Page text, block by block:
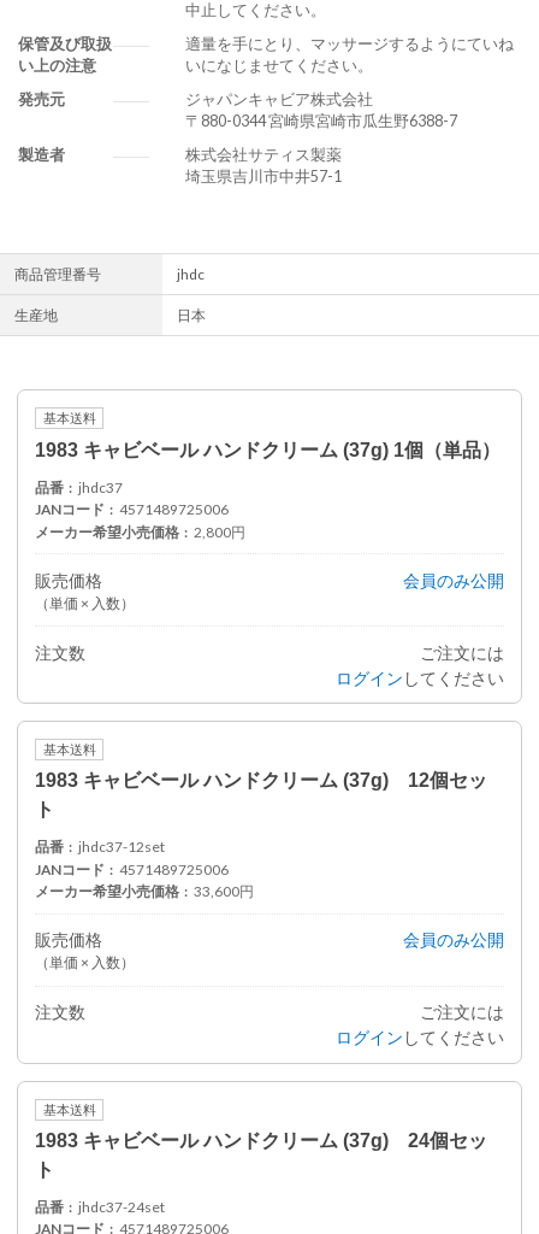
中止してください。
保管及び取扱
い上の注意
適量を手にとり、マッサージするようにていね
いになじませてください。
発売元
ジャパンキャビア株式会社
〒880-0344 宮崎県宮崎市瓜生野6388-7
製造者
株式会社サティス製薬
埼玉県吉川市中井57-1
商品管理番号 jhdc
生産地 日本
基本送料
1983 キャビベール ハンドクリーム (37g) 1個（単品）
品番
jhdc37
JANコード
4571489725006
メーカー希望小売価格
2,800円
販売価格
（単価 × 入数）
会員のみ公開
注文数
ご注文には
ログイン してください
基本送料
1983 キャビベール ハンドクリーム (37g) 12個セッ
ト
品番
jhdc37-12set
JANコード
4571489725006
メーカー希望小売価格
33,600円
販売価格
（単価 × 入数）
会員のみ公開
注文数
ご注文には
ログイン してください
基本送料
1983 キャビベール ハンドクリーム (37g) 24個セッ
ト
品番
jhdc37-24set
JANコード
4571489725006